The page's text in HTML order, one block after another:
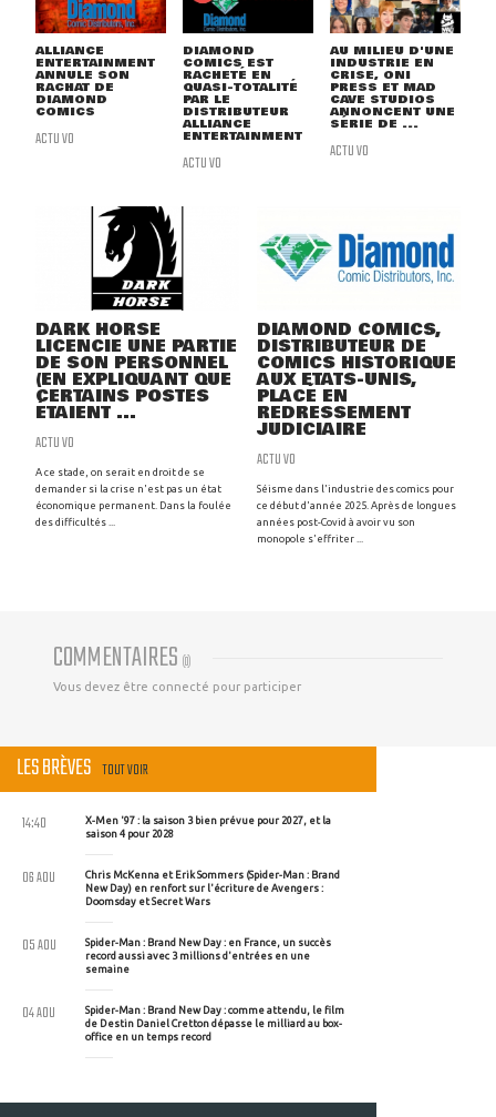
ALLIANCE
ENTERTAINMENT
ANNULE SON
RACHAT DE
DIAMOND
COMICS
ACTU VO
DIAMOND
COMICS EST
RACHETÉ EN
QUASI-TOTALITÉ
PAR LE
DISTRIBUTEUR
ALLIANCE
ENTERTAINMENT
ACTU VO
AU MILIEU D'UNE
INDUSTRIE EN
CRISE, ONI
PRESS ET MAD
CAVE STUDIOS
ANNONCENT UNE
SÉRIE DE ...
ACTU VO
DARK HORSE
LICENCIE UNE PARTIE
DE SON PERSONNEL
(EN EXPLIQUANT QUE
CERTAINS POSTES
ÉTAIENT ...
ACTU VO
A ce stade, on serait en droit de se
demander si la crise n'est pas un état
économique permanent. Dans la foulée
des difficultés ...
DIAMOND COMICS,
DISTRIBUTEUR DE
COMICS HISTORIQUE
AUX ETATS-UNIS,
PLACÉ EN
REDRESSEMENT
JUDICIAIRE
ACTU VO
Séisme dans l'industrie des comics pour
ce début d'année 2025. Après de longues
années post-Covid à avoir vu son
monopole s'effriter ...
COMMENTAIRES (0)
Vous devez être connecté pour participer
LES BRÈVES TOUT VOIR
X-Men '97 : la saison 3 bien prévue pour 2027, et la
saison 4 pour 2028
14:40
Chris McKenna et Erik Sommers (Spider-Man : Brand
New Day) en renfort sur l'écriture de Avengers :
Doomsday et Secret Wars
06 AOU
Spider-Man : Brand New Day : en France, un succès
record aussi avec 3 millions d'entrées en une
semaine
05 AOU
Spider-Man : Brand New Day : comme attendu, le film
de Destin Daniel Cretton dépasse le milliard au box-
office en un temps record
04 AOU